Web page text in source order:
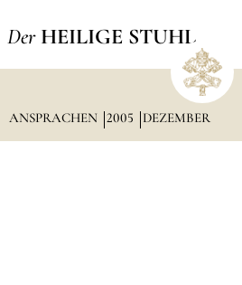
Der HEILIGE STUHL
ANSPRACHEN 2005 DEZEMBER